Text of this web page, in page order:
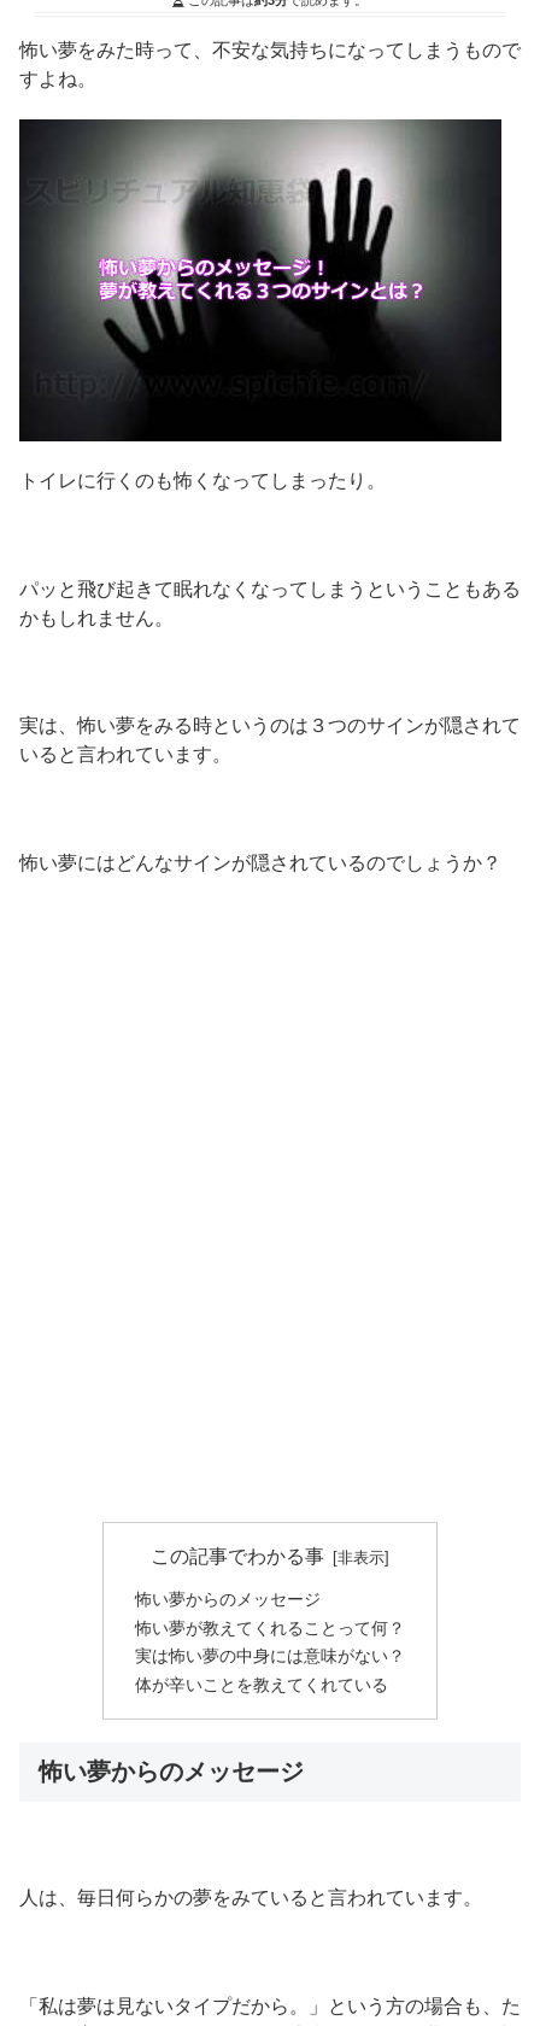
怖い夢をみた時って、不安な気持ちになってしまうもので
すよね。
トイレに行くのも怖くなってしまったり。
パッと飛び起きて眠れなくなってしまうということもある
かもしれません。
実は、怖い夢をみる時というのは３つのサインが隠されて
いると言われています。
怖い夢にはどんなサインが隠されているのでしょうか？
この記事でわかる事
怖い夢からのメッセージ
怖い夢が教えてくれることって何？
実は怖い夢の中身には意味がない？
体が辛いことを教えてくれている
怖い夢からのメッセージ
人は、毎日何らかの夢をみていると言われています。
「私は夢は見ないタイプだから。」という方の場合も、た